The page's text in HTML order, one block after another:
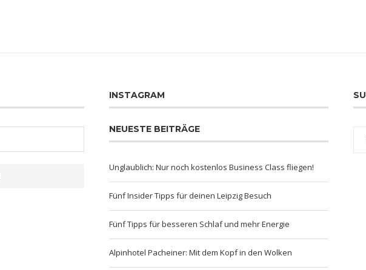
INSTAGRAM
NEUESTE BEITRÄGE
Unglaublich: Nur noch kostenlos Business Class fliegen!
Fünf Insider Tipps für deinen Leipzig Besuch
Fünf Tipps für besseren Schlaf und mehr Energie
Alpinhotel Pacheiner: Mit dem Kopf in den Wolken